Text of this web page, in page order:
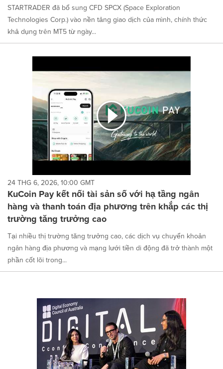
STARTRADER đã bổ sung CFD SPCX (Space Exploration
Technologies Corp.) vào nền tảng giao dịch của mình, chính thức
khả dụng trên MT5 từ ngày...
24 THG 6, 2026, 10:00 GMT
KuCoin Pay kết nối tài sản số với hạ tầng ngân
hàng và thanh toán địa phương trên khắp các thị
trường tăng trưởng cao
Tại nhiều thị trường tăng trưởng cao, các dịch vụ chuyển khoản
ngân hàng địa phương và mạng lưới tiền di động đã trở thành một
phần cốt lõi trong...